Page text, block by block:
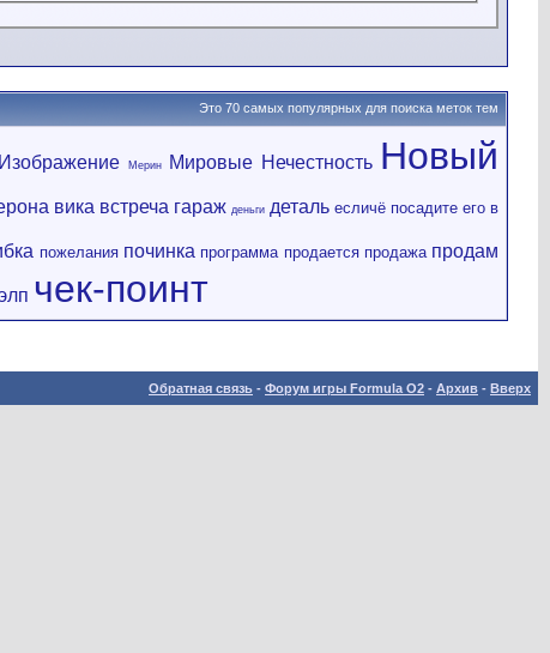
Это 70 самых популярных для поиска меток тем
Изображение Мерин Мировые Нечестность Новый
вика встреча гараж деньги деталь есличё посадите его в
пожелания починка программа продается продажа продам
чек-поинт
Обратная связь - Форум игры Formula O2 - Архив - Вверх